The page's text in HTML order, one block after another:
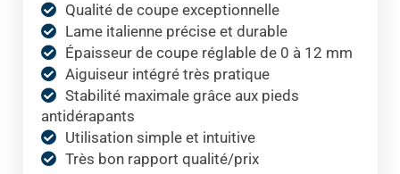
Qualité de coupe exceptionnelle
Lame italienne précise et durable
Épaisseur de coupe réglable de 0 à 12 mm
Aiguiseur intégré très pratique
Stabilité maximale grâce aux pieds
antidérapants
Utilisation simple et intuitive
Très bon rapport qualité/prix